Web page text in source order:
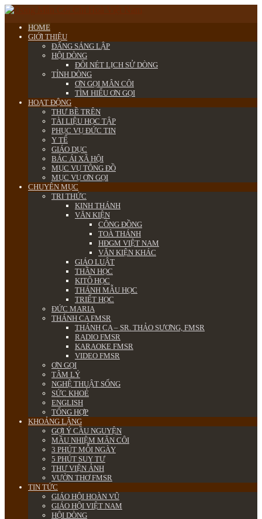
HOME
GIỚI THIỆU
ĐẤNG SÁNG LẬP
HỘI DÒNG
ĐÔI NÉT LỊCH SỬ DÒNG
TỈNH DÒNG
ƠN GỌI MÂN CÔI
TÌM HIỂU ƠN GỌI
HOẠT ĐỘNG
THƯ BỀ TRÊN
TÀI LIỆU HỌC TẬP
PHỤC VỤ ĐỨC TIN
Y TẾ
GIÁO DỤC
BÁC ÁI XÃ HỘI
MỤC VỤ TÔNG ĐỒ
MỤC VỤ ƠN GỌI
CHUYÊN MỤC
TRI THỨC
KINH THÁNH
VĂN KIỆN
CÔNG ĐỒNG
TOÀ THÁNH
HĐGM VIỆT NAM
VĂN KIỆN KHÁC
GIÁO LUẬT
THẦN HỌC
KITÔ HỌC
THÁNH MẪU HỌC
TRIẾT HỌC
ĐỨC MARIA
THÁNH CA FMSR
THÁNH CA – SR. THẢO SƯƠNG, FMSR
RADIO FMSR
KARAOKE FMSR
VIDEO FMSR
ƠN GỌI
TÂM LÝ
NGHỆ THUẬT SỐNG
SỨC KHOẺ
ENGLISH
TỔNG HỢP
KHOẢNG LẶNG
GỢI Ý CẦU NGUYỆN
MẦU NHIỆM MÂN CÔI
3 PHÚT MỖI NGÀY
5 PHÚT SUY TƯ
THƯ VIỆN ẢNH
VƯỜN THƠ FMSR
TIN TỨC
GIÁO HỘI HOÀN VŨ
GIÁO HỘI VIỆT NAM
HỘI DÒNG